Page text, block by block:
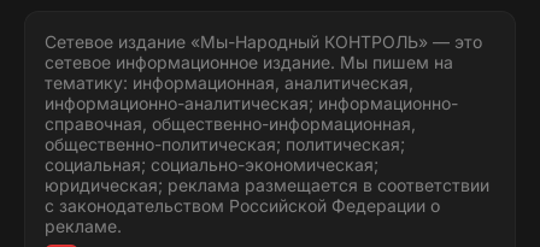
Сетевое издание «Мы-Народный КОНТРОЛЬ» — это
сетевое информационное издание. Мы пишем на
тематику: информационная, аналитическая,
информационно-аналитическая; информационно-
справочная, общественно-информационная,
общественно-политическая; политическая;
социальная; социально-экономическая;
юридическая; реклама размещается в соответствии
с законодательством Российской Федерации о
рекламе.